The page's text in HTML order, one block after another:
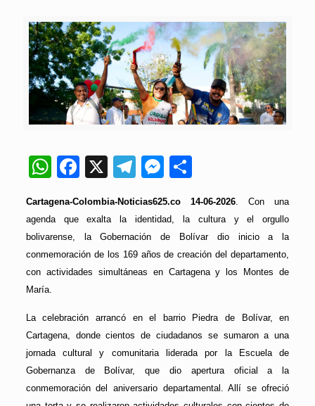
WhatsApp
Facebook
X Telegram
Messenger
Cartagena-Colombia-Noticias625.co 14-06-2026. Con una
agenda que exalta la identidad, la cultura y el orgullo
bolivarense, la Gobernación de Bolívar dio inicio a la
conmemoración de los 169 años de creación del departamento,
con actividades simultáneas en Cartagena y los Montes de
María.
La celebración arrancó en el barrio Piedra de Bolívar, en
Cartagena, donde cientos de ciudadanos se sumaron a una
jornada cultural y comunitaria liderada por la Escuela de
Gobernanza de Bolívar, que dio apertura oficial a la
conmemoración del aniversario departamental. Allí se ofreció